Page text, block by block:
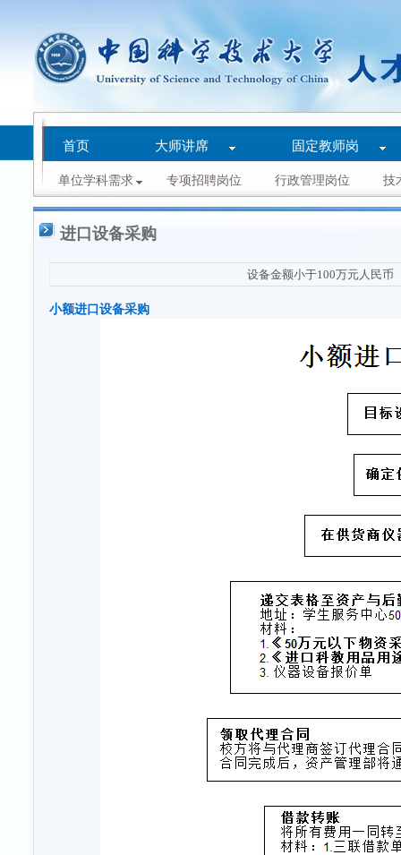
首页 大师讲席 固定教师岗
单位学科需求 专项招聘岗位 行政管理岗位 技
进口设备采购
设备金额小于100万元人民币
小额进口设备采购